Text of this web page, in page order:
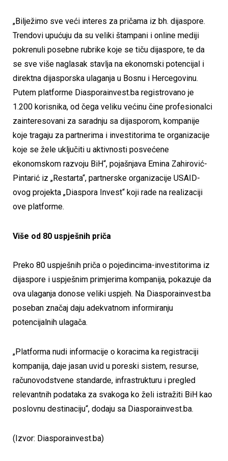
„Bilježimo sve veći interes za pričama iz bh. dijaspore.
Trendovi upućuju da su veliki štampani i online mediji
pokrenuli posebne rubrike koje se tiču dijaspore, te da
se sve više naglasak stavlja na ekonomski potencijal i
direktna dijasporska ulaganja u Bosnu i Hercegovinu.
Putem platforme Diasporainvest.ba registrovano je
1.200 korisnika, od čega veliku većinu čine profesionalci
zainteresovani za saradnju sa dijasporom, kompanije
koje tragaju za partnerima i investitorima te organizacije
koje se žele uključiti u aktivnosti posvećene
ekonomskom razvoju BiH“, pojašnjava Emina Zahirović-
Pintarić iz „Restarta“, partnerske organizacije USAID-
ovog projekta „Diaspora Invest“ koji rade na realizaciji
ove platforme.
Više od 80 uspješnih priča
Preko 80 uspješnih priča o pojedincima-investitorima iz
dijaspore i uspješnim primjerima kompanija, pokazuje da
ova ulaganja donose veliki uspjeh. Na Diasporainvest.ba
poseban značaj daju adekvatnom informiranju
potencijalnih ulagača.
„Platforma nudi informacije o koracima ka registraciji
kompanija, daje jasan uvid u poreski sistem, resurse,
računovodstvene standarde, infrastrukturu i pregled
relevantnih podataka za svakoga ko želi istražiti BiH kao
poslovnu destinaciju“, dodaju sa Diasporainvest.ba.
(Izvor: Diasporainvest.ba)